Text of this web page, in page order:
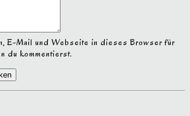
E-Mail und Webseite in dieses Browser für
du kommentierst.